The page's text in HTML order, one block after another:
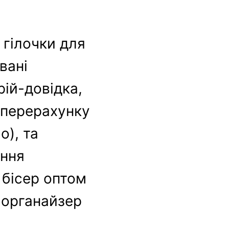
для
довідка,
та
оптом